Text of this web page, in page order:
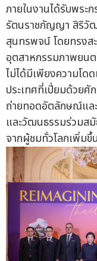
ภายในงานได้รับพร
รัตนราชกัญญา สิริวั
สุนทรพจน์ โดยทรงส
อุตสาหกรรมภาพยนต
ไม่ได้มีเพียงความโด
ประเทศที่เปี่ยมด้วยศั
ถ่ายทอดอัตลักษณ์แล
และวัฒนธรรมร่วมส
จากผู้ชมทั่วโลกเพิ่มขึ้